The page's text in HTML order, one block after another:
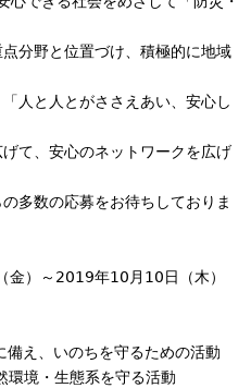
r
a
)
分野と位置づけ、積極的に地域
人と人とがささえあい、安心し
て、安心のネットワークを広げ
多数の応募をお待ちしておりま
）～2019年10月10日（木）
え、いのちを守るための活動
態系を守る活動